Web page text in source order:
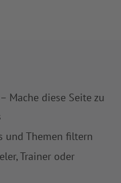
Mache diese Seite zu
und Themen filtern
Trainer oder